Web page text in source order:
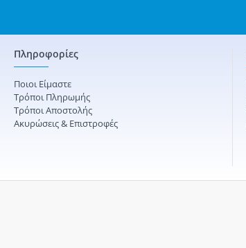
Πληροφορίες
Ποιοι Είμαστε
Τρόποι Πληρωμής
Τρόποι Αποστολής
Ακυρώσεις & Επιστροφές